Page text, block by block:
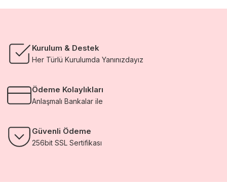
Kurulum & Destek
Her Türlü Kurulumda Yanınızdayız
Ödeme Kolaylıkları
Anlaşmalı Bankalar ile
Güvenli Ödeme
256bit SSL Sertifikası